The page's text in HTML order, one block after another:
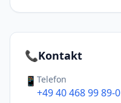
📞Kontakt
📱 Telefon
+49 40 468 99 89-0